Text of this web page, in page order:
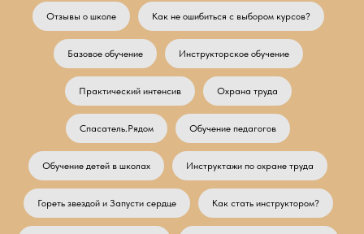
Отзывы о школе Как не ошибиться с выбором курсов?
Базовое обучение Инструкторское обучение
Практический интенсив Охрана труда
Спасатель.Рядом Обучение педагогов
Обучение детей в школах Инструктажи по охране труда
Гореть звездой и Запусти сердце Как стать инструктором?